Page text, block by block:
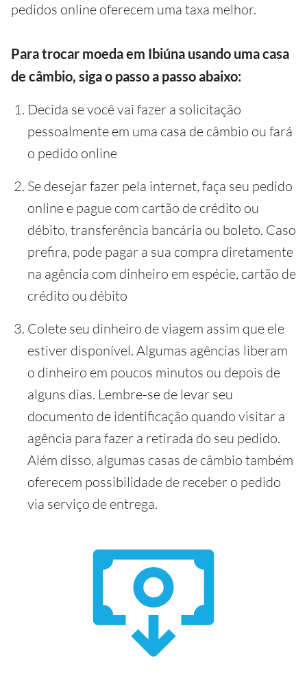
pedidos online oferecem uma taxa melhor.
Para trocar moeda em Ibiúna usando uma casa
de câmbio, siga o passo a passo abaixo:
Decida se você vai fazer a solicitação
pessoalmente em uma casa de câmbio ou fará
o pedido online
Se desejar fazer pela internet, faça seu pedido
online e pague com cartão de crédito ou
débito, transferência bancária ou boleto. Caso
prefira, pode pagar a sua compra diretamente
na agência com dinheiro em espécie, cartão de
crédito ou débito
Colete seu dinheiro de viagem assim que ele
estiver disponível. Algumas agências liberam
o dinheiro em poucos minutos ou depois de
alguns dias. Lembre-se de levar seu
documento de identificação quando visitar a
agência para fazer a retirada do seu pedido.
Além disso, algumas casas de câmbio também
oferecem possibilidade de receber o pedido
via serviço de entrega.